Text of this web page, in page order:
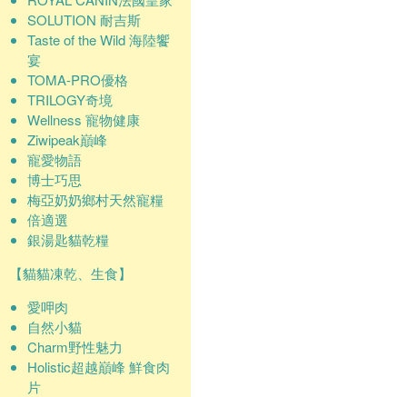
SOLUTION 耐吉斯
Taste of the Wild 海陸饗
宴
TOMA-PRO優格
TRILOGY奇境
Wellness 寵物健康
Ziwipeak巔峰
寵愛物語
博士巧思
梅亞奶奶鄉村天然寵糧
倍適選
銀湯匙貓乾糧
【貓貓凍乾、生食】
愛呷肉
自然小貓
Charm野性魅力
Holistic超越巔峰 鮮食肉
片